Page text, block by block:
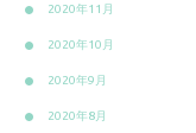
2020年11月
2020年10月
2020年9月
2020年8月